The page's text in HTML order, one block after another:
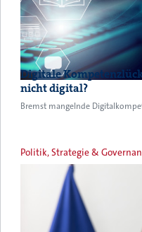
Digitale
nicht digital?
Bremst mangelnde
Politik, Strategie &